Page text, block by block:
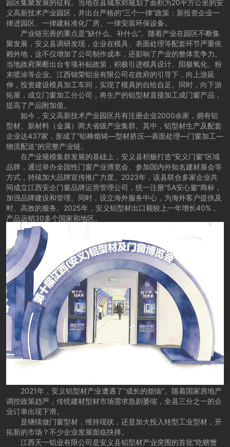
园区集聚发展的征程。当地在县城东郊规划了面积为20平方公里的安
义高新技术产业园区，并出台严格的“三个一律”政策：新投资企业一
律进园区、一律建标准化厂房、一律安装环保设备。
产业链完善的重点是“缺什么、补什么”。随着产业在园区不断集
聚发展，安义县调研发现，企业在模具、表面处理等配套环节严重依
赖外地，这不仅增加了公司制作成本，还影响了产业的整体竞争力。
当地政府果断出台专项补贴政策，积极引进模具设计、阳极氧化、粉
末喷涂等企业。江西锦荣铝业有限公司在政府的引导下，向上游延
伸，投资建设模具加工车间，实现了模具的自给自足。同时，向下游
拓展，成立门窗加工分公司，将生产的铝型材直接加工成门窗产品，
提高了产品附加值。
如今，安义高新技术产业园区共有注册企业2000余家，拥有铝
型材、新材料（金属）两大省级产业集群。其中，铝型材生产及配套
企业达437家，形成了“铝棒熔铸—型材挤压—表面处理—门窗加工—
物流配送”的完整产业链。
在产业规模集群发展的基础上，安义县积极打造“安义门窗”区域
品牌，通过举办全国性门窗产业博览会、参加国内外知名建材展会等
方式，持续加大品牌宣传推广力度。2023年，该县联合多家企业共
同成立江西安企门窗品牌运营管理公司，统一注册“5A安心窗”商标，
加强品牌建设和管理。同时，设立海外服务中心，为海外客户提供及
时、高效的服务。2025年，安义铝型材出口额较上一年增长40%，
产品远销30多个国家和地区。
2021年，安义铝型材产业遭遇了“成长的烦恼”。随着国家房地产
调控政策趋严，传统建材型材市场需求急剧萎缩，全县三分之一的企
业订单出现下滑。
是继续做门窗型材，维持现状，还是加大投入转型工业型材，开
拓新的市场？不少企业发展面临抉择。
江西天一铝业有限公司是安义县铝型材产业突围的首批“吃螃蟹